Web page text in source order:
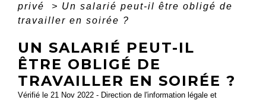
privé
> Un salarié peut-il être obligé de
travailler en soirée ?
UN SALARIÉ PEUT-IL
ÊTRE OBLIGÉ DE
TRAVAILLER EN SOIRÉE ?
Vérifié le 21 Nov 2022 - Direction de l'information légale et